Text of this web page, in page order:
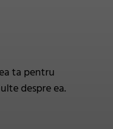
ta pentru
despre ea.